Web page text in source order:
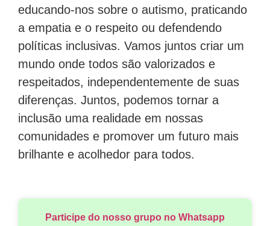
educando-nos sobre o autismo, praticando
a empatia e o respeito ou defendendo
políticas inclusivas. Vamos juntos criar um
mundo onde todos são valorizados e
respeitados, independentemente de suas
diferenças. Juntos, podemos tornar a
inclusão uma realidade em nossas
comunidades e promover um futuro mais
brilhante e acolhedor para todos.
Participe do nosso grupo no Whatsapp